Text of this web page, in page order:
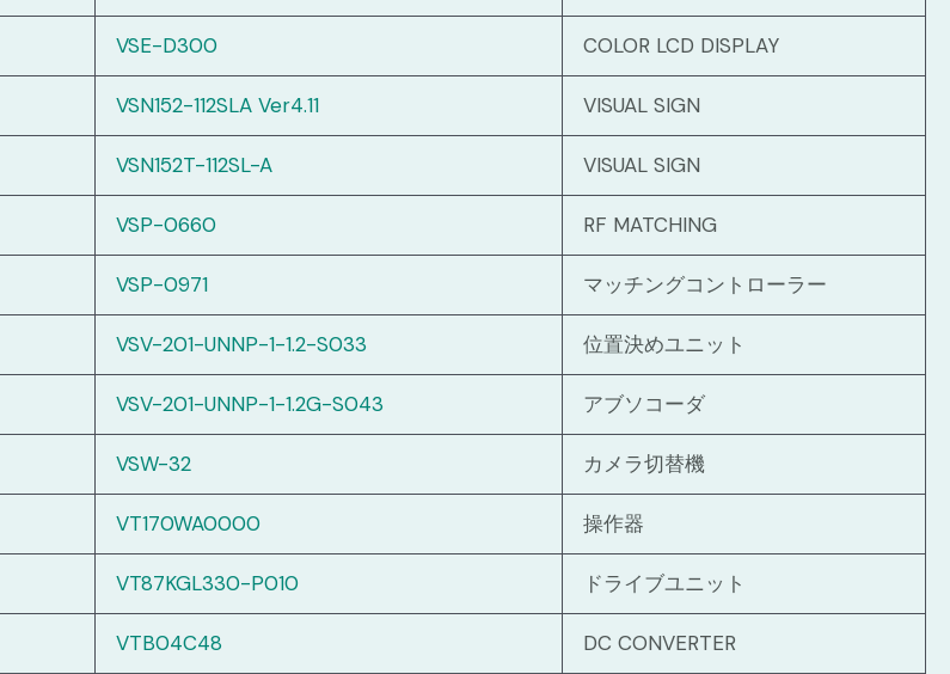
VSE-D300 COLOR LCD DISPLAY
VSN152-112SLA Ver4.11 VISUAL SIGN
VSN152T-112SL-A VISUAL SIGN
VSP-0660 RF MATCHING
VSP-0971 マッチングコントローラー
VSV-201-UNNP-1-1.2-S033 位置決めユニット
VSV-201-UNNP-1-1.2G-S043 アブソコーダ
VSW-32 カメラ切替機
VT170WA0000 操作器
VT87KGL330-P010 ドライブユニット
VTB04C48 DC CONVERTER